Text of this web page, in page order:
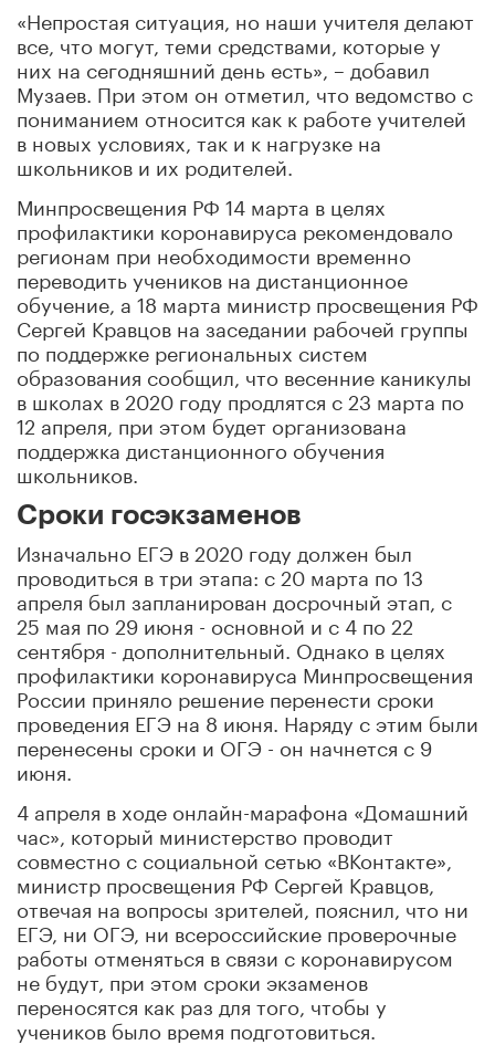
«Непростая ситуация, но наши учителя делают
все, что могут, теми средствами, которые у
них на сегодняшний день есть», – добавил
Музаев. При этом он отметил, что ведомство с
пониманием относится как к работе учителей
в новых условиях, так и к нагрузке на
школьников и их родителей.
Минпросвещения РФ 14 марта в целях
профилактики коронавируса рекомендовало
регионам при необходимости временно
переводить учеников на дистанционное
обучение, а 18 марта министр просвещения РФ
Сергей Кравцов на заседании рабочей группы
по поддержке региональных систем
образования сообщил, что весенние каникулы
в школах в 2020 году продлятся с 23 марта по
12 апреля, при этом будет организована
поддержка дистанционного обучения
школьников.
Сроки госэкзаменов
Изначально ЕГЭ в 2020 году должен был
проводиться в три этапа: с 20 марта по 13
апреля был запланирован досрочный этап, с
25 мая по 29 июня - основной и с 4 по 22
сентября - дополнительный. Однако в целях
профилактики коронавируса Минпросвещения
России приняло решение перенести сроки
проведения ЕГЭ на 8 июня. Наряду с этим были
перенесены сроки и ОГЭ - он начнется с 9
июня.
4 апреля в ходе онлайн-марафона «Домашний
час», который министерство проводит
совместно с социальной сетью «ВКонтакте»,
министр просвещения РФ Сергей Кравцов,
отвечая на вопросы зрителей, пояснил, что ни
ЕГЭ, ни ОГЭ, ни всероссийские проверочные
работы отменяться в связи с коронавирусом
не будут, при этом сроки экзаменов
переносятся как раз для того, чтобы у
учеников было время подготовиться.